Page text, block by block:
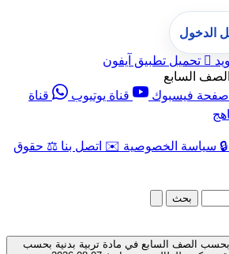
 تحميل تطبيق آيفون
السابع
صفحة فيسبوك قناة يوتيوب
قناة
🔒 سياسة الخصوصية ✉️ اتصل بنا ⚖️ حقوق
الدخول
بحث
بحسب الصف السابع في مادة تربية بدنية بحسب